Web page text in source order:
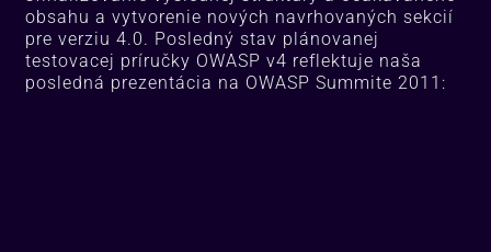
obsahu a vytvorenie nových navrhovaných sekcií
pre verziu 4.0. Posledný stav plánovanej
testovacej príručky OWASP v4 reflektuje naša
posledná prezentácia na OWASP Summite 2011: